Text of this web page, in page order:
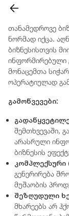
თანამედროვე
ნორმად იქცა.
ბიზნესისთვის
ინფორმირებული
მონაცემთა
ოპერატიულად
გამოწვევები:
შემთხვევაში,
არასრული
ბიზნესის
კომპლექსური
გენერირება
მუშაობის
შეზღუდული
მხარეებს არ